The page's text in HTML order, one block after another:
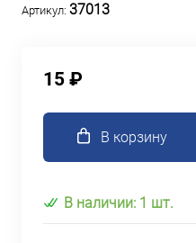
Артикул: 37013
15 ₽
В корзину
В наличии: 1 шт.